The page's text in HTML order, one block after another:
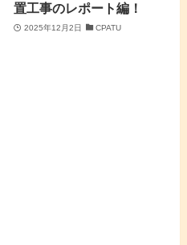
置工事のレポート編！
2025年12月2日 CPATU